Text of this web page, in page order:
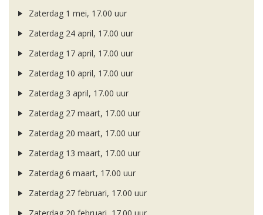
Zaterdag 1 mei, 17.00 uur
Zaterdag 24 april, 17.00 uur
Zaterdag 17 april, 17.00 uur
Zaterdag 10 april, 17.00 uur
Zaterdag 3 april, 17.00 uur
Zaterdag 27 maart, 17.00 uur
Zaterdag 20 maart, 17.00 uur
Zaterdag 13 maart, 17.00 uur
Zaterdag 6 maart, 17.00 uur
Zaterdag 27 februari, 17.00 uur